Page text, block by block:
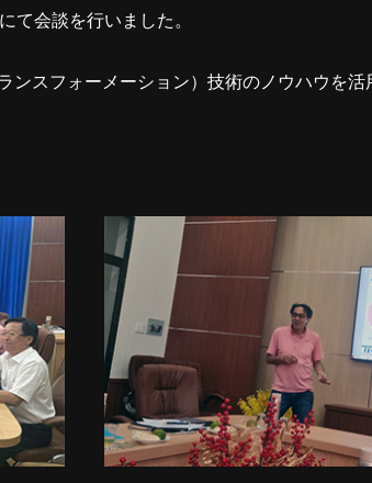
て会談を行いました。
スフォーメーション）技術のノウハウを活